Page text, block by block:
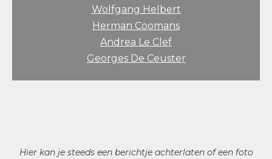
Wolfgang Helbert
Herman Coomans
Andrea Le Clef
Georges De Ceuster
Hier kan je steeds een berichtje achterlaten of een foto